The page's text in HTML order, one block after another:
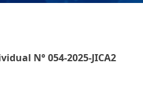
N° 054-2025-JICA2